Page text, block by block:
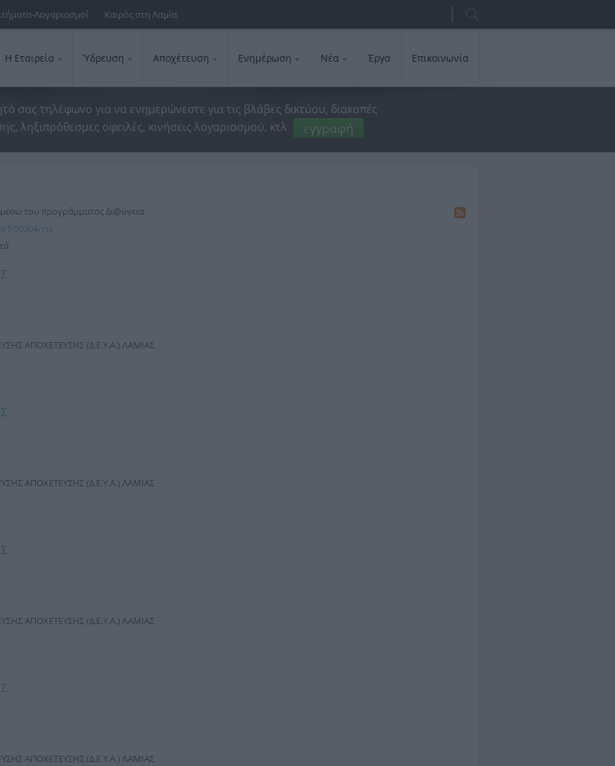
Λογαριασμοί Καιρός στη Λαμία
Φόρμα
αναζήτησης
Η Εταιρεία Ύδρευση Αποχέτευση Ενημέρωση Νέα Έργα Επικοινωνία
σας τηλέφωνο για να ενημερώνεστε για τις βλάβες δικτύου, διακοπές
ληξιπρόθεσμες οφειλές, κινήσεις λογαριασμού, κτλ
εγγραφή
του προγράμματος Δι@ύγεια
f/50304/rss
ΑΠΟΧΕΤΕΥΣΗΣ (Δ.Ε.Υ.Α.) ΛΑΜΙΑΣ
ΑΠΟΧΕΤΕΥΣΗΣ (Δ.Ε.Υ.Α.) ΛΑΜΙΑΣ
ΑΠΟΧΕΤΕΥΣΗΣ (Δ.Ε.Υ.Α.) ΛΑΜΙΑΣ
ΑΠΟΧΕΤΕΥΣΗΣ (Δ.Ε.Υ.Α.) ΛΑΜΙΑΣ